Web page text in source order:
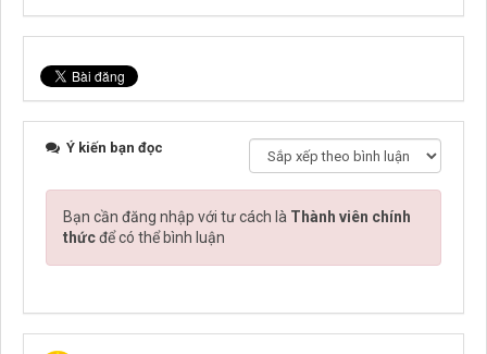
Ý kiến bạn đọc
Bạn cần đăng nhập với tư cách là Thành viên chính
thứcđể có thể bình luận